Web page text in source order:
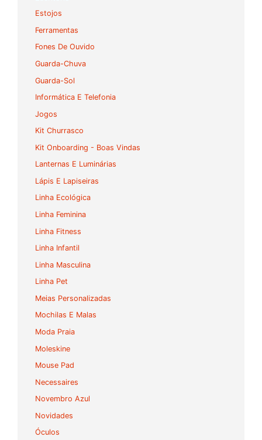
Estojos
Ferramentas
Fones De Ouvido
Guarda-Chuva
Guarda-Sol
Informática E Telefonia
Jogos
Kit Churrasco
Kit Onboarding - Boas Vindas
Lanternas E Luminárias
Lápis E Lapiseiras
Linha Ecológica
Linha Feminina
Linha Fitness
Linha Infantil
Linha Masculina
Linha Pet
Meias Personalizadas
Mochilas E Malas
Moda Praia
Moleskine
Mouse Pad
Necessaires
Novembro Azul
Novidades
Óculos